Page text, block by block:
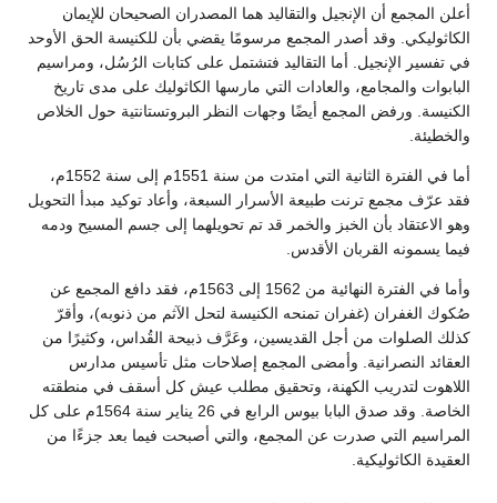
أعلن المجمع أن الإنجيل والتقاليد هما المصدران الصحيحان للإيمان
الكاثوليكي. وقد أصدر المجمع مرسومًا يقضي بأن للكنيسة الحق الأوحد
في تفسير الإنجيل. أما التقاليد فتشتمل على كتابات الرُسُل، ومراسيم
البابوات والمجامع، والعادات التي مارسها الكاثوليك على مدى تاريخ
الكنيسة. ورفض المجمع أيضًا وجهات النظر البروتستانتية حول الخلاص
والخطيئة.
أما في الفترة الثانية التي امتدت من سنة 1551م إلى سنة 1552م،
فقد عرّف مجمع ترنت طبيعة الأسرار السبعة، وأعاد توكيد مبدأ التحويل
وهو الاعتقاد بأن الخبز والخمر قد تم تحويلهما إلى جسم المسيح ودمه
فيما يسمونه القربان الأقدس.
وأما في الفترة النهائية من 1562 إلى 1563م، فقد دافع المجمع عن
صُكوك الغفران (غفران تمنحه الكنيسة لتحل الآثم من ذنوبه)، وأقرّ
كذلك الصلوات من أجل القديسين، وعَرَّف ذبيحة القُداس، وكثيرًا من
العقائد النصرانية. وأمضى المجمع إصلاحات مثل تأسيس مدارس
اللاهوت لتدريب الكهنة، وتحقيق مطلب عيش كل أسقف في منطقته
الخاصة. وقد صدق البابا بيوس الرابع في 26 يناير سنة 1564م على كل
المراسيم التي صدرت عن المجمع، والتي أصبحت فيما بعد جزءًا من
العقيدة الكاثوليكية.